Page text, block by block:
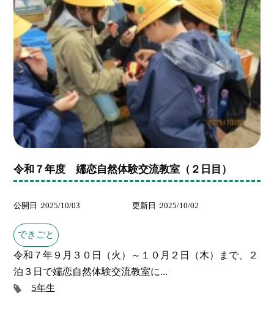
令和７年度 嬬恋自然体験交流教室（２日目）
公開日 2025/10/03 更新日 2025/10/02
できごと
令和７年９月３０日（火）～１０月２日（木）まで、２
泊３日で嬬恋自然体験交流教室に...
5年生